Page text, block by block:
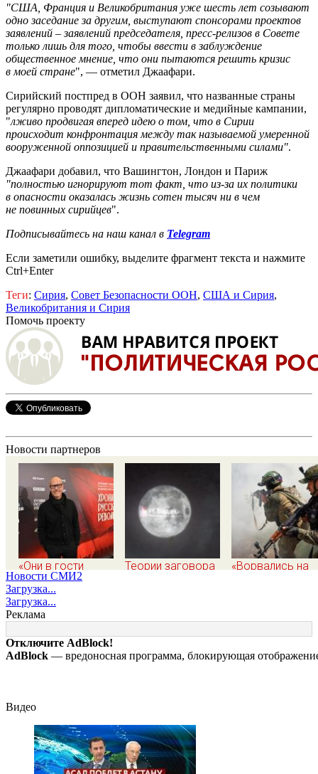
"США, Франция и Великобритания уже шесть лет созывают
одно заседание за другим, выступают спонсорами проектов
заявлений – заявлений председателя, пресс-релизов в Совете
только лишь для того, чтобы ввести в заблуждение
общественное мнение, что они пытаются решить кризис
в моей стране", — отметил Джаафари.
Сирийский постпред в ООН заявил, что названные страны
регулярно проводят дипломатические и медийные кампании,
"лживо продвигая вперед идею о том, что в Сирии
происходит конфронтация между так называемой умеренной
вооруженной оппозицией и правительственными силами".
Джаафари добавил, что Вашингтон, Лондон и Париж
"полностью игнорируют тот факт, что из-за их политики
в опасности оказалась жизнь сотен тысяч ни в чем
не повинных сирийцев".
Подписывайтесь на наш канал в Telegram
Если заметили ошибку, выделите фрагмент текста и нажмите
Ctrl+Enter
Теги: Сирия, Совет Безопасности ООН, США и Сирия,
Великобритания и Сирия
Помочь проекту
Новости партнеров
«Они в гости
вдвоем ходят»:
известная
журналистка
подтвердила роман
Бондарчука и
Исаковой
Теории заговора
NASA
«Ворвались на
Дружковка
могильником
«птах Мадьяра»
Новости СМИ2
Загрузка...
Загрузка...
Реклама
Отключите AdBlock!
AdBlock — вредоносная программа, блокирующая
Видео